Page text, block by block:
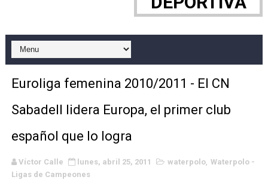
WWE NXT - Myles Borne y Tavion Heights ponen fin
Canadian Football League 2026 - Week 10
EFA y AFLE 2026 - Regular season
Mundial de lacrosse femenino 2026 (Tokio, Japón) -
Euroliga femenina 2010/2011 - El CN
Sabadell lidera Europa, el primer club
español que lo logra
Víctor Calle lunes, abril 25, 2011 waterpolo, Waterpolo -
Ligas de Campeones